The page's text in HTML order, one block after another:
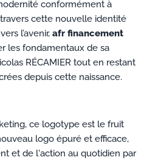
conformément à
travers cette nouvelle identité
l’avenir, afr financement
les fondamentaux de sa
RÉCAMIER tout en restant
depuis cette naissance.
ce logotype est le fruit
logo épuré et efficace,
et de l'action au quotidien par